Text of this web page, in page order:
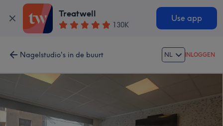
Treatwell
130K
Use app
Nagelstudio's in de buurt NL INLOGGEN